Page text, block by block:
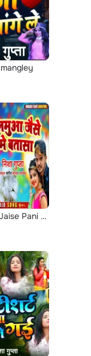
Gale Balamua Jaise Pani Me Batasa